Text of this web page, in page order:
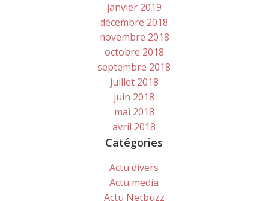
janvier 2019
décembre 2018
novembre 2018
octobre 2018
septembre 2018
juillet 2018
juin 2018
mai 2018
avril 2018
Catégories
Actu divers
Actu media
Actu Netbuzz